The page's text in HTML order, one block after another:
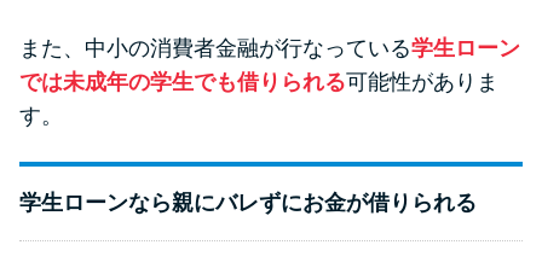
また、中小の消費者金融が行なっている学生ローン
では未成年の学生でも借りられる可能性がありま
す。
学生ローンなら親にバレずにお金が借りられる